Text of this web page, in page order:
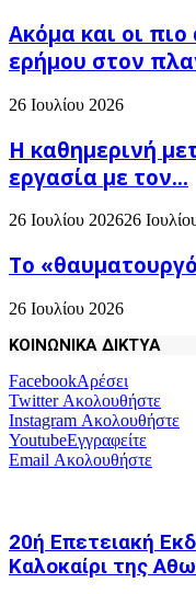
Ακόμα και οι πιο
ερήμου στον
26 Ιουλίου 2026
H καθημερινή
εργασία με τον...
26 Ιουλίου 202626
Το
26 Ιουλίου 2026
ΚΟΙΝΩΝΙΚΑ ΔΙΚΤΥΑ
FacebookΑρέσει
TwitterΑκολουθήστε
Instagram Ακολουθήστε
YoutubeΕγγραφείτε
Email Ακολουθήστε
20ή Επετειακή
Καλοκαίρι της